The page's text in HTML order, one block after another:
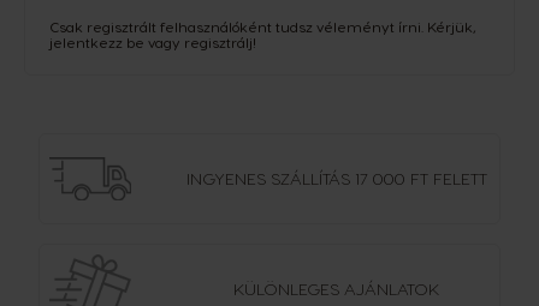
Csak regisztrált felhasználóként tudsz véleményt írni. Kérjük,
jelentkezz be vagy regisztrálj!
INGYENES SZÁLLÍTÁS17 000 FT FELETT
KÜLÖNLEGES AJÁNLATOK